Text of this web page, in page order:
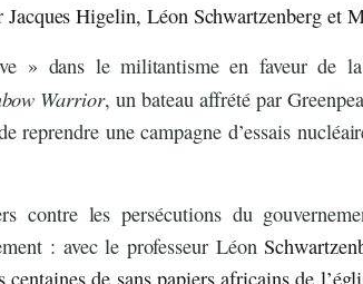
Jacques Higelin, Léon Schwartzenberg et
» dans le militantisme en faveur de
Warrior, un bateau affrété par
reprendre une campagne d’essais
contre les persécutions du
: avec le professeur Léon
de sans papiers africains de